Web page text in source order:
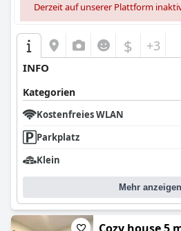
Derzeit auf unserer Plattform
$ +3
INFO
Kategorien
Kostenfreies WLAN
Parkplatz
Klein
Mehr anzeigen